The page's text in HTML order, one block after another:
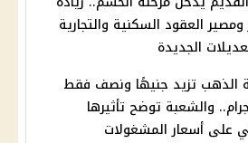
العقود السكنية والتجارية
الجديدة
الذهب تزيد جنيهًا ونصف فقط
والشعبة توضح تأثيرها
على أسعار المشغولات